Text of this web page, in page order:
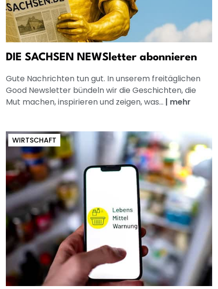
DIE SACHSEN NEWSletter abonnieren
Gute Nachrichten tun gut. In unserem freitäglichen
Good Newsletter bündeln wir die Geschichten, die
Mut machen, inspirieren und zeigen, was... | mehr
WIRTSCHAFT